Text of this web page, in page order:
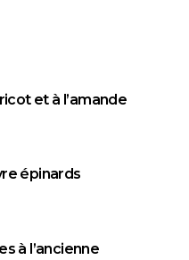
et à l’amande
épinards
à l’ancienne